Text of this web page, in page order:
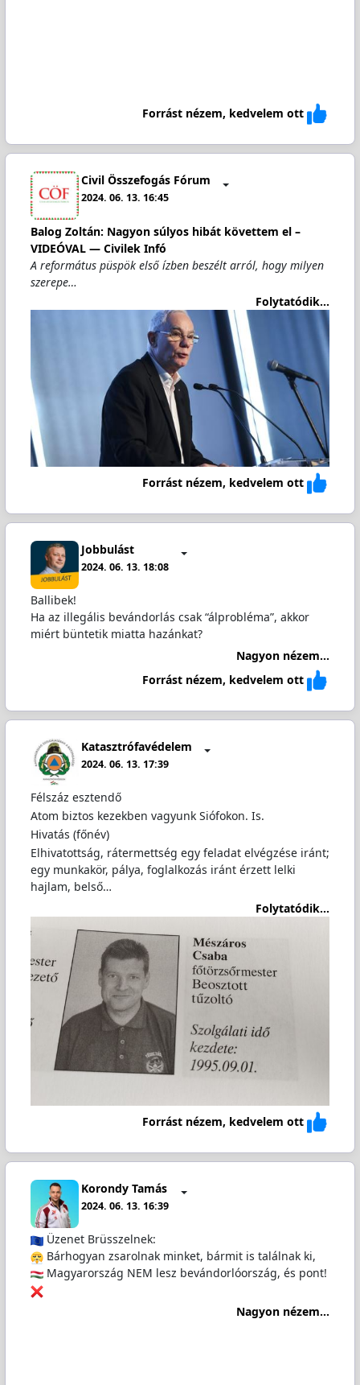
Forrást nézem, kedvelem ott
Civil Összefogás Fórum
2024. 06. 13. 16:45
Balog Zoltán: Nagyon súlyos hibát követtem el –
VIDEÓVAL — Civilek Infó
A református püspök első ízben beszélt arról, hogy milyen
szerepe…
Folytatódik...
Forrást nézem, kedvelem ott
Jobbulást
2024. 06. 13. 18:08
Ballibek!
Ha az illegális bevándorlás csak “álprobléma”, akkor
miért büntetik miatta hazánkat?
Nagyon nézem...
Forrást nézem, kedvelem ott
Katasztrófavédelem
2024. 06. 13. 17:39
Félszáz esztendő
Atom biztos kezekben vagyunk Siófokon. Is.
Hivatás (főnév)
Elhivatottság, rátermettség egy feladat elvégzése iránt;
egy munkakör, pálya, foglalkozás iránt érzett lelki
hajlam, belső…
Folytatódik...
Forrást nézem, kedvelem ott
Korondy Tamás
2024. 06. 13. 16:39
Üzenet Brüsszelnek:
Bárhogyan zsarolnak minket, bármit is találnak ki,
Magyarország NEM lesz bevándorlóország, és pont!
Nagyon nézem...